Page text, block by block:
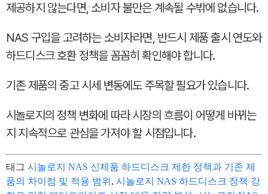
제공하지 않는다면, 소비자 불만은 계속될 수밖에 없습니다.
NAS 구입을 고려하는 소비자라면, 반드시 제품 출시 연도와
하드디스크 호환 정책을 꼼꼼히 확인해야 합니다.
기존 제품의 중고 시세 변동에도 주목할 필요가 있습니다.
시놀로지의 정책 변화에 따라 시장의 흐름이 어떻게 바뀌는
지 지속적으로 관심을 가져야 할 시점입니다.
태그 시놀로지 NAS 신제품 하드디스크 제한 정책과 기존 제
품의 차이점 및 적용 범위 , 시놀로지 NAS 하드디스크 정책 강